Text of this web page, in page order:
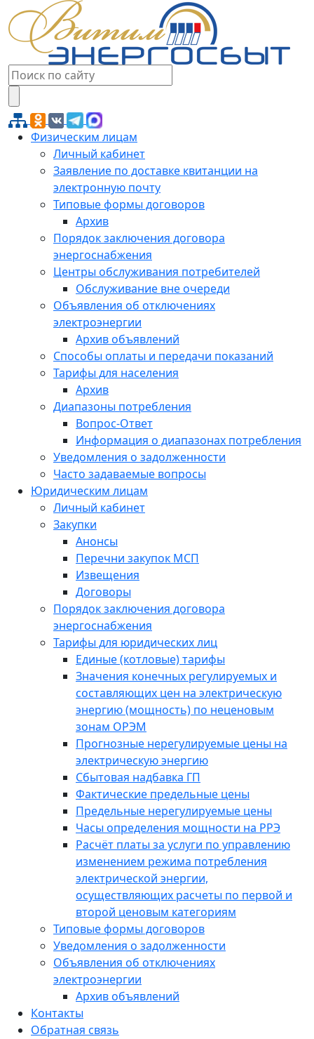
Физическим лицам
Личный кабинет
Заявление по доставке квитанции на
электронную почту
Типовые формы договоров
Архив
Порядок заключения договора
энергоснабжения
Центры обслуживания потребителей
Обслуживание вне очереди
Объявления об отключениях
электроэнергии
Архив объявлений
Способы оплаты и передачи показаний
Тарифы для населения
Архив
Диапазоны потребления
Вопрос-Ответ
Информация о диапазонах потребления
Уведомления о задолженности
Часто задаваемые вопросы
Юридическим лицам
Личный кабинет
Закупки
Анонсы
Перечни закупок МСП
Извещения
Договоры
Порядок заключения договора
энергоснабжения
Тарифы для юридических лиц
Единые (котловые) тарифы
Значения конечных регулируемых и
составляющих цен на электрическую
энергию (мощность) по неценовым
зонам ОРЭМ
Прогнозные нерегулируемые цены на
электрическую энергию
Сбытовая надбавка ГП
Фактические предельные цены
Предельные нерегулируемые цены
Часы определения мощности на РРЭ
Расчёт платы за услуги по управлению
изменением режима потребления
электрической энергии,
осуществляющих расчеты по первой и
второй ценовым категориям
Типовые формы договоров
Уведомления о задолженности
Объявления об отключениях
электроэнергии
Архив объявлений
Контакты
Обратная связь